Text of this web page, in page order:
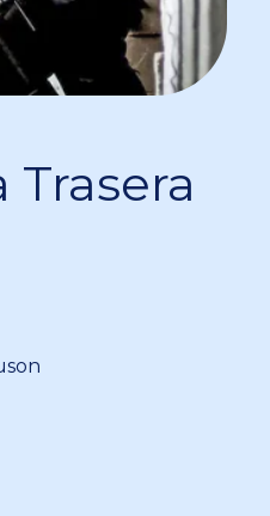
Trasera